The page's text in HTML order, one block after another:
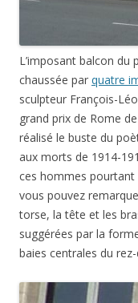
L’imposant balcon
chaussée par quatre
sculpteur François-
grand prix de Rome
réalisé le buste du
aux morts de 1914-
ces hommes pourtant
vous pouvez
torse, la tête et les
suggérées par la
baies centrales du